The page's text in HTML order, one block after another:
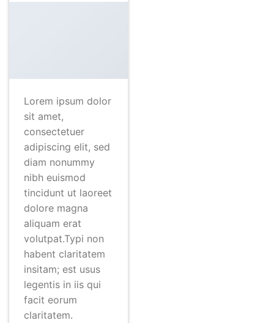
Lorem ipsum dolor
sit amet,
consectetuer
adipiscing elit, sed
diam nonummy
nibh euismod
tincidunt ut laoreet
dolore magna
aliquam erat
volutpat.Typi non
habent claritatem
insitam; est usus
legentis in iis qui
facit eorum
claritatem.